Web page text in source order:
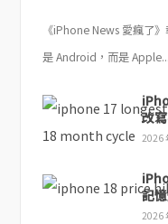
《iPhone News 愛瘋了
是 Android，而是 Apple...
改
2026
記
2026